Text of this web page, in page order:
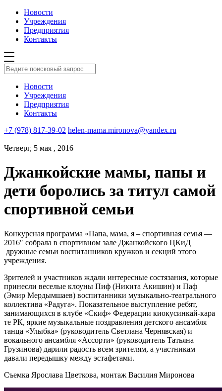
Новости
Учреждения
Предприятия
Контакты
Новости
Учреждения
Предприятия
Контакты
+7 (978) 817-39-02 helen-mama.mironova@yandex.ru
Четверг, 5 мая , 2016
Джанкойские мамы, папы и
дети боролись за титул самой
спортивной семьи
Конкурсная программа «Папа, мама, я – спортивная семья —
2016″ собрала в спортивном зале Джанкойского ЦКиД
дружные семьи воспитанников кружков и секций этого
учреждения.
Зрителей и участников ждали интересные состязания, которые
принесли веселые клоуны Пиф (Никита Акишин) и Паф
(Эмир Мердымшаев) воспитанники музыкально-театрального
коллектива «Радуга». Показательное выступление ребят,
занимающихся в клубе «Скиф» Федерации киокусинкай-кара
те РК, яркие музыкальные поздравления детского ансамбля
танца «Улыбка» (руководитель Светлана Чернявская) и
вокального ансамбля «Ассорти» (руководитель Татьяна
Грузинова) дарили радость всем зрителям, а участникам
давали передышку между эстафетами.
Съемка Ярослава Цветкова, монтаж Василия Миронова